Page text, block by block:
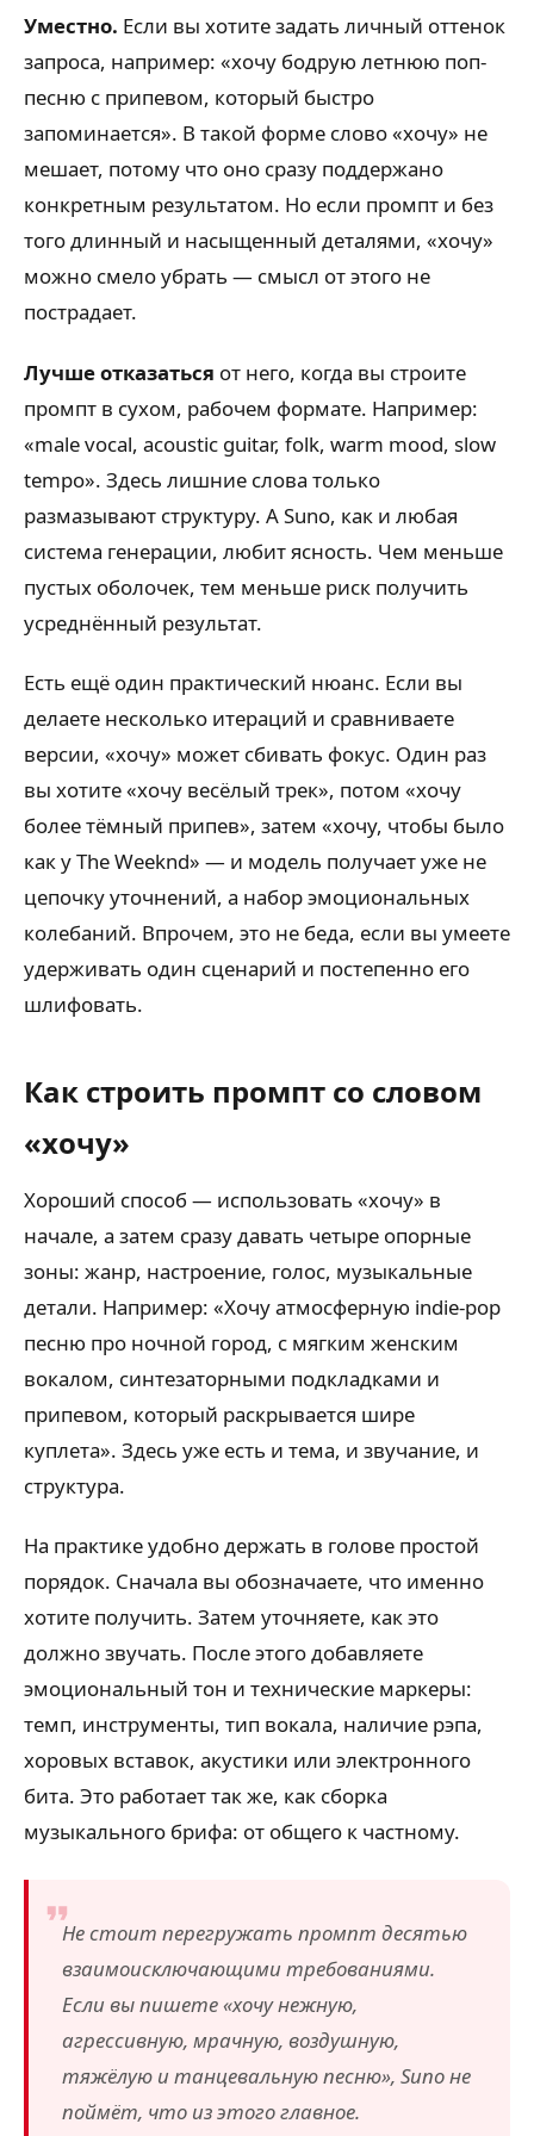
Уместно. Если вы хотите задать личный оттенок
запроса, например: «хочу бодрую летнюю поп-
песню с припевом, который быстро
запоминается». В такой форме слово «хочу» не
мешает, потому что оно сразу поддержано
конкретным результатом. Но если промпт и без
того длинный и насыщенный деталями, «хочу»
можно смело убрать — смысл от этого не
пострадает.
Лучше отказаться от него, когда вы строите
промпт в сухом, рабочем формате. Например:
«male vocal, acoustic guitar, folk, warm mood, slow
tempo». Здесь лишние слова только
размазывают структуру. А Suno, как и любая
система генерации, любит ясность. Чем меньше
пустых оболочек, тем меньше риск получить
усреднённый результат.
Есть ещё один практический нюанс. Если вы
делаете несколько итераций и сравниваете
версии, «хочу» может сбивать фокус. Один раз
вы хотите «хочу весёлый трек», потом «хочу
более тёмный припев», затем «хочу, чтобы было
как у The Weeknd» — и модель получает уже не
цепочку уточнений, а набор эмоциональных
колебаний. Впрочем, это не беда, если вы умеете
удерживать один сценарий и постепенно его
шлифовать.
Как строить промпт со словом
«хочу»
Хороший способ — использовать «хочу» в
начале, а затем сразу давать четыре опорные
зоны: жанр, настроение, голос, музыкальные
детали. Например: «Хочу атмосферную indie-pop
песню про ночной город, с мягким женским
вокалом, синтезаторными подкладками и
припевом, который раскрывается шире
куплета». Здесь уже есть и тема, и звучание, и
структура.
На практике удобно держать в голове простой
порядок. Сначала вы обозначаете, что именно
хотите получить. Затем уточняете, как это
должно звучать. После этого добавляете
эмоциональный тон и технические маркеры:
темп, инструменты, тип вокала, наличие рэпа,
хоровых вставок, акустики или электронного
бита. Это работает так же, как сборка
музыкального брифа: от общего к частному.
Не стоит перегружать промпт десятью
взаимоисключающими требованиями.
Если вы пишете «хочу нежную,
агрессивную, мрачную, воздушную,
тяжёлую и танцевальную песню», Suno не
поймёт, что из этого главное.